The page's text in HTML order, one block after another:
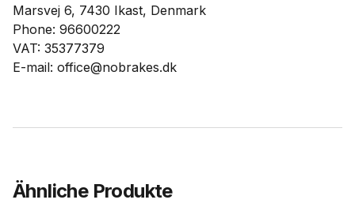
Marsvej 6, 7430 Ikast, Denmark
Phone: 96600222
VAT: 35377379
E-mail: office@nobrakes.dk
Ähnliche Produkte